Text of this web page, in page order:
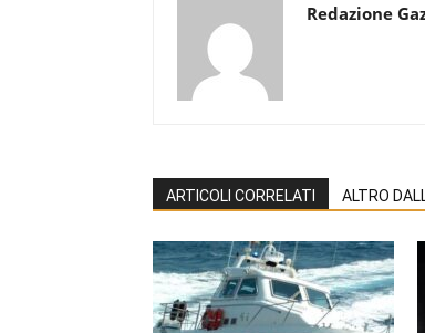
Redazione
ARTICOLI CORRELATI ALTRO